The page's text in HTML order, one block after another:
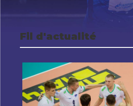
Fil d'actualité